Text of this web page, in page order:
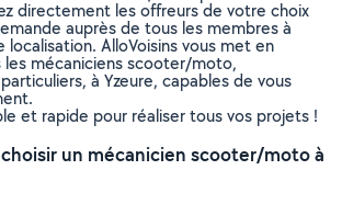
directement les offreurs de votre choix
auprès de tous les membres à
AlloVoisins vous met en
les mécaniciens scooter/moto,
à Yzeure, capables de vous
et rapide pour réaliser tous vos projets !
un mécanicien scooter/moto à